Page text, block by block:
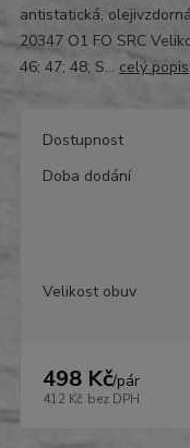
antistatická,
20347 O1 FO SRC
46; 47; 48; S... celý popis
Dostupnost
Doba dodání
Velikost obuv
498 Kč/pár
412 Kč bez DPH